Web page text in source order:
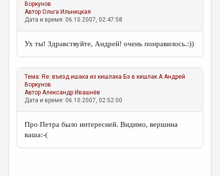
МЕДИА
Воркунов
АвторОльга Ильницкая
Дата и время: 06.10.2007, 02:47:58
Ух ты! Здравствуйте, Андрей! очень понравилось.:))
Тема: Re: въезд ишака из кишлака Бэ в кишлак А Андрей
Воркунов
АвторАлександр Ивашнёв
Дата и время: 06.10.2007, 02:52:00
Про Петра было интересней. Видимо, вершина
ваша:-(